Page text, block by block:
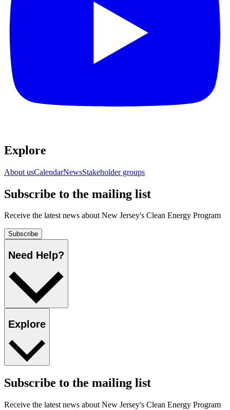
Explore​​​​‌ ‍ ​‍​‍‌‍ ‌ ​‍‌‍‍‌‌‍‌ ‌‍‍‌‌‍ ‍​‍​‍​ ‍‍​‍​‍‌ ​ ‌‍​‌‌‍ ‍‌‍‍‌‌ ‌​‌ ‍‌​‍ ‍‌‍‍‌‌‍ ​‍​‍​‍ ​​‍​‍‌‍‍​‌ ​‍‌‍‌‌‌‍‌‍​‍​‍​ ‍‍​‍​‍‌‍‍​‌ ‌​‌ ‌​‌ ​​​ ‍‍​‍ ​‍ ‌‍ ​‌‍ ‌‍​ ‌‍​‌‌‍ ​‌‍‍​‌‍ ‌ ​ ‌ ‌​​ ‍‍​ ​ ​ ​ ​ ​ ​ ​ ​‍ ‌‍‍‌‌‍ ‍‌ ‌​‌‍‌‌‌‍ ‍‌ ‌​​‍ ‌‍‌‌‌‍‌​‌‍‍‌‌ ‌​​‍ ‌‍ ‌‌‍ ‌‍‌​‌‍‌‌​ ‌‌ ​​‌ ​‍‌‍‌‌‌ ​ ‌‍‌‌‌‍ ‍‌ ‌​‌‍​‌‌ ‌​‌‍‍‌‌‍ ‌‍ ‍​ ‍ ‌‍‍‌‌‍‌​​ ‌‌ ​ ‌‍‍‌‌ ‌​‌‍‌‌‌​‌‍‌‍ ‌‍ ‌ ‌​‌‍‌‌‌ ​‍​ ‍ ‌ ‌​‌ ‍‌‌ ​​‌‍‌‌​ ‌‌‍‌‍‌‍ ‌‍ ‌ ‌​‌‍‌‌‌ ​‍​ ‍ ‌ ​​‌‍​‌‌ ‌​‌‍‍​​ ‌‌‍ ‌‌‍‌‌‌‍ ‍‌ ‌‌‌ ​ ​‍‌‌​ ‌‌‌​​‍‌‌ ‌‍‍ ‌‍‌‌‌ ‍‌​‍‌‌​ ​ ‌​‌​​‍‌‌​ ​ ‌​‌​​‍‌‌​ ​‍​ ​‍‌‍​‌​ ‍‌‌‍‌‍​ ​​‌‍‌​​ ​​​ ‌​​ ​​​ ​ ​ ​‌​ ‌‍​ ‌ ​‍‌‌​ ​‍​ ​‍​‍‌‌​ ‌‌‌​‌​​‍ ‍‌‍‍​‌‍‌‌‌‍​‌‌‍‌​‌‍‍‌‌‍ ‍‌‍‌ ​ ‌‍​‍‌‍​‌‌ ​ ‌‍‌‌‌‌‌‌‌ ​‍‌‍ ​​ ‌‌‍‍​‌ ‌​‌ ‌​‌ ​​​‍‌‌​ ​ ‌​​‌​‍‌‌​ ​‍‌​‌‍​‍‌‌​ ​‍‌​‌‍‌‍ ​‌‍ ‌‍​ ‌‍​‌‌‍ ​‌‍‍​‌‍ ‌ ​ ‌ ‌​​‍‌‌​ ​ ‌​​‌​ ​ ​ ​ ​ ​ ​ ​ ​‍‌‍‌‍‍‌‌‍‌​​ ‌‌ ​ ‌‍‍‌‌ ‌​‌‍‌‌‌​‌‍‌‍ ‌‍ ‌ ‌​‌‍‌‌‌ ​‍​‍‌‍‌ ‌​‌ ‍‌‌ ​​‌‍‌‌​ ‌‌‍‌‍‌‍ ‌‍ ‌ ‌​‌‍‌‌‌ ​‍​‍‌‍‌ ​​‌‍​‌‌ ‌​‌‍‍​​ ‌‌‍ ‌‌‍‌‌‌‍ ‍‌ ‌‌‌ ​ ​‍‌‌​ ‌‌‌​​‍‌‌ ‌‍‍ ‌‍‌‌‌ ‍‌​‍‌‌​ ​ ‌​‌​​‍‌‌​ ​ ‌​‌​​‍‌‌​ ​‍​ ​‍‌‍​‌​ ‍‌‌‍‌‍​ ​​‌‍‌​​ ​​​ ‌​​ ​​​ ​ ​ ​‌​ ‌‍​ ‌ ​‍‌‌​ ​‍​ ​‍​‍‌‌​ ‌‌‌​‌​​‍ ‍‌‍‍​‌‍‌‌‌‍​‌‌‍‌​‌‍‍‌‌‍ ‍‌‍‌ ​‍‌‍‌ ​​‌‍‌‌‌ ​‍‌ ​ ‌ ​​‌‍‌‌‌‍​ ‌ ‌​‌‍‍‌‌ ‌‍‌‍‌‌​ ‌‌ ​​‌ ‌‌‌‍​‍‌‍ ​‌‍‍‌‌ ​ ‌‍‍​‌‍‌‌‌‍‌​​‍​‍‌ ‌
About us​​​​‌ ‍ ​‍​‍‌‍ ‌ ​‍‌‍‍‌‌‍‌ ‌‍‍‌‌‍ ‍​‍​‍​ ‍‍​‍​‍‌ ​ ‌‍​‌‌‍ ‍‌‍‍‌‌ ‌​‌ ‍‌​‍ ‍‌‍‍‌‌‍ ​‍​‍​‍ ​​‍​‍‌‍‍​‌ ​‍‌‍‌‌‌‍‌‍​‍​‍​ ‍‍​‍​‍‌‍‍​‌ ‌​‌ ‌​‌ ​​​ ‍‍​‍ ​‍ ‌‍ ​‌‍ ‌‍​ ‌‍​‌‌‍ ​‌‍‍​‌‍ ‌ ​ ‌ ‌​​ ‍‍​ ​ ​ ​ ​ ​ ​ ​ ​‍ ‌‍‍‌‌‍ ‍‌ ‌​‌‍‌‌‌‍ ‍‌ ‌​​‍ ‌‍‌‌‌‍‌​‌‍‍‌‌ ‌​​‍ ‌‍ ‌‌‍ ‌‍‌​‌‍‌‌​ ‌‌ ​​‌ ​‍‌‍‌‌‌ ​ ‌‍‌‌‌‍ ‍‌ ‌​‌‍​‌‌ ‌​‌‍‍‌‌‍ ‌‍ ‍​ ‍ ‌‍‍‌‌‍‌​​ ‌‌ ​ ‌‍‍‌‌ ‌​‌‍‌‌‌​‌‍‌‍ ‌‍ ‌ ‌​‌‍‌‌‌ ​‍​ ‍ ‌ ‌​‌ ‍‌‌ ​​‌‍‌‌​ ‌‌‍‌‍‌‍ ‌‍ ‌ ‌​‌‍‌‌‌ ​‍​ ‍ ‌ ​​‌‍​‌‌ ‌​‌‍‍​​ ‌‌‍ ‌‌‍‌‌‌‍ ‍‌ ‌‌‌ ​ ​‍‌‌​ ‌‌‌​​‍‌‌ ‌‍‍ ‌‍‌‌‌ ‍‌​‍‌‌​ ​ ‌​‌​​‍‌‌​ ​ ‌​‌​​‍‌‌​ ​‍​ ​‍‌‍​‌​ ‍‌‌‍‌‍​ ​​‌‍‌​​ ​​​ ‌​​ ​​​ ​ ​ ​‌​ ‌‍​ ‌ ​‍‌‌​ ​‍​ ​‍​‍‌‌​ ‌‌‌​‌​​‍ ‍‌‍‍‌‌ ‌​‌‍‌‌‌‍ ‌‌ ​ ​‍‌‌​ ‌‌‌​​‍‌‌ ‌‍‍ ‌‍‌‌‌ ‍‌​‍‌‌​ ​ ‌​‌​​‍‌‌​ ​ ‌​‌​​‍‌‌​ ​‍​ ​‍​ ​​‌‍‌‌‌‍‌​​ ‌ ​ ​‍​ ​‍​ ​​‌‍‌‍​ ‌‍​ ‌​‌‍‌‍‌‍​‍​‍‌‌​ ​‍​ ​‍​‍‌‌​ ‌‌‌​‌​​‍ ‍‌ ‌​‌‍‌‌‌ ‍​‌ ‌​​ ‌‍​‍‌‍​‌‌ ​ ‌‍‌‌‌‌‌‌‌ ​‍‌‍ ​​ ‌‌‍‍​‌ ‌​‌ ‌​‌ ​​​‍‌‌​ ​ ‌​​‌​‍‌‌​ ​‍‌​‌‍​‍‌‌​ ​‍‌​‌‍‌‍ ​‌‍ ‌‍​ ‌‍​‌‌‍ ​‌‍‍​‌‍ ‌ ​ ‌ ‌​​‍‌‌​ ​ ‌​​‌​ ​ ​ ​ ​ ​ ​ ​ ​‍‌‍‌‍‍‌‌‍‌​​ ‌‌ ​ ‌‍‍‌‌ ‌​‌‍‌‌‌​‌‍‌‍ ‌‍ ‌ ‌​‌‍‌‌‌ ​‍​‍‌‍‌ ‌​‌ ‍‌‌ ​​‌‍‌‌​ ‌‌‍‌‍‌‍ ‌‍ ‌ ‌​‌‍‌‌‌ ​‍​‍‌‍‌ ​​‌‍​‌‌ ‌​‌‍‍​​ ‌‌‍ ‌‌‍‌‌‌‍ ‍‌ ‌‌‌ ​ ​‍‌‌​ ‌‌‌​​‍‌‌ ‌‍‍ ‌‍‌‌‌ ‍‌​‍‌‌​ ​ ‌​‌​​‍‌‌​ ​ ‌​‌​​‍‌‌​ ​‍​ ​‍‌‍​‌​ ‍‌‌‍‌‍​ ​​‌‍‌​​ ​​​ ‌​​ ​​​ ​ ​ ​‌​ ‌‍​ ‌ ​‍‌‌​ ​‍​ ​‍​‍‌‌​ ‌‌‌​‌​​‍ ‍‌‍‍‌‌ ‌​‌‍‌‌‌‍ ‌‌ ​ ​‍‌‌​ ‌‌‌​​‍‌‌ ‌‍‍ ‌‍‌‌‌ ‍‌​‍‌‌​ ​ ‌​‌​​‍‌‌​ ​ ‌​‌​​‍‌‌​ ​‍​ ​‍​ ​​‌‍‌‌‌‍‌​​ ‌ ​ ​‍​ ​‍​ ​​‌‍‌‍​ ‌‍​ ‌​‌‍‌‍‌‍​‍​‍‌‌​ ​‍​ ​‍​‍‌‌​ ‌‌‌​‌​​‍ ‍‌ ‌​‌‍‌‌‌ ‍​‌ ‌​​‍‌‍‌ ​​‌‍‌‌‌ ​‍‌ ​ ‌ ​​‌‍‌‌‌‍​ ‌ ‌​‌‍‍‌‌ ‌‍‌‍‌‌​ ‌‌ ​​‌ ‌‌‌‍​‍‌‍ ​‌‍‍‌‌ ​ ‌‍‍​‌‍‌‌‌‍‌​​‍​‍‌ ‌Calendar​​​​‌ ‍ ​‍​‍‌‍ ‌ ​‍‌‍‍‌‌‍‌ ‌‍‍‌‌‍ ‍​‍​‍​ ‍‍​‍​‍‌ ​ ‌‍​‌‌‍ ‍‌‍‍‌‌ ‌​‌ ‍‌​‍ ‍‌‍‍‌‌‍ ​‍​‍​‍ ​​‍​‍‌‍‍​‌ ​‍‌‍‌‌‌‍‌‍​‍​‍​ ‍‍​‍​‍‌‍‍​‌ ‌​‌ ‌​‌ ​​​ ‍‍​‍ ​‍ ‌‍ ​‌‍ ‌‍​ ‌‍​‌‌‍ ​‌‍‍​‌‍ ‌ ​ ‌ ‌​​ ‍‍​ ​ ​ ​ ​ ​ ​ ​ ​‍ ‌‍‍‌‌‍ ‍‌ ‌​‌‍‌‌‌‍ ‍‌ ‌​​‍ ‌‍‌‌‌‍‌​‌‍‍‌‌ ‌​​‍ ‌‍ ‌‌‍ ‌‍‌​‌‍‌‌​ ‌‌ ​​‌ ​‍‌‍‌‌‌ ​ ‌‍‌‌‌‍ ‍‌ ‌​‌‍​‌‌ ‌​‌‍‍‌‌‍ ‌‍ ‍​ ‍ ‌‍‍‌‌‍‌​​ ‌‌ ​ ‌‍‍‌‌ ‌​‌‍‌‌‌​‌‍‌‍ ‌‍ ‌ ‌​‌‍‌‌‌ ​‍​ ‍ ‌ ‌​‌ ‍‌‌ ​​‌‍‌‌​ ‌‌‍‌‍‌‍ ‌‍ ‌ ‌​‌‍‌‌‌ ​‍​ ‍ ‌ ​​‌‍​‌‌ ‌​‌‍‍​​ ‌‌‍ ‌‌‍‌‌‌‍ ‍‌ ‌‌‌ ​ ​‍‌‌​ ‌‌‌​​‍‌‌ ‌‍‍ ‌‍‌‌‌ ‍‌​‍‌‌​ ​ ‌​‌​​‍‌‌​ ​ ‌​‌​​‍‌‌​ ​‍​ ​‍‌‍​‌​ ‍‌‌‍‌‍​ ​​‌‍‌​​ ​​​ ‌​​ ​​​ ​ ​ ​‌​ ‌‍​ ‌ ​‍‌‌​ ​‍​ ​‍​‍‌‌​ ‌‌‌​‌​​‍ ‍‌‍‍‌‌ ‌​‌‍‌‌‌‍ ‌‌ ​ ​‍‌‌​ ‌‌‌​​‍‌‌ ‌‍‍ ‌‍‌‌‌ ‍‌​‍‌‌​ ​ ‌​‌​​‍‌‌​ ​ ‌​‌​​‍‌‌​ ​‍​ ​‍‌‍‌‍​ ‍​​ ‌​​ ​‍‌‍‌​‌‍‌‌​ ‌ ‌‍‌​‌‍‌‍‌‍‌​​ ‌ ​ ​‍​‍‌‌​ ​‍​ ​‍​‍‌‌​ ‌‌‌​‌​​‍ ‍‌ ‌​‌‍‌‌‌ ‍​‌ ‌​​ ‌‍​‍‌‍​‌‌ ​ ‌‍‌‌‌‌‌‌‌ ​‍‌‍ ​​ ‌‌‍‍​‌ ‌​‌ ‌​‌ ​​​‍‌‌​ ​ ‌​​‌​‍‌‌​ ​‍‌​‌‍​‍‌‌​ ​‍‌​‌‍‌‍ ​‌‍ ‌‍​ ‌‍​‌‌‍ ​‌‍‍​‌‍ ‌ ​ ‌ ‌​​‍‌‌​ ​ ‌​​‌​ ​ ​ ​ ​ ​ ​ ​ ​‍‌‍‌‍‍‌‌‍‌​​ ‌‌ ​ ‌‍‍‌‌ ‌​‌‍‌‌‌​‌‍‌‍ ‌‍ ‌ ‌​‌‍‌‌‌ ​‍​‍‌‍‌ ‌​‌ ‍‌‌ ​​‌‍‌‌​ ‌‌‍‌‍‌‍ ‌‍ ‌ ‌​‌‍‌‌‌ ​‍​‍‌‍‌ ​​‌‍​‌‌ ‌​‌‍‍​​ ‌‌‍ ‌‌‍‌‌‌‍ ‍‌ ‌‌‌ ​ ​‍‌‌​ ‌‌‌​​‍‌‌ ‌‍‍ ‌‍‌‌‌ ‍‌​‍‌‌​ ​ ‌​‌​​‍‌‌​ ​ ‌​‌​​‍‌‌​ ​‍​ ​‍‌‍​‌​ ‍‌‌‍‌‍​ ​​‌‍‌​​ ​​​ ‌​​ ​​​ ​ ​ ​‌​ ‌‍​ ‌ ​‍‌‌​ ​‍​ ​‍​‍‌‌​ ‌‌‌​‌​​‍ ‍‌‍‍‌‌ ‌​‌‍‌‌‌‍ ‌‌ ​ ​‍‌‌​ ‌‌‌​​‍‌‌ ‌‍‍ ‌‍‌‌‌ ‍‌​‍‌‌​ ​ ‌​‌​​‍‌‌​ ​ ‌​‌​​‍‌‌​ ​‍​ ​‍‌‍‌‍​ ‍​​ ‌​​ ​‍‌‍‌​‌‍‌‌​ ‌ ‌‍‌​‌‍‌‍‌‍‌​​ ‌ ​ ​‍​‍‌‌​ ​‍​ ​‍​‍‌‌​ ‌‌‌​‌​​‍ ‍‌ ‌​‌‍‌‌‌ ‍​‌ ‌​​‍‌‍‌ ​​‌‍‌‌‌ ​‍‌ ​ ‌ ​​‌‍‌‌‌‍​ ‌ ‌​‌‍‍‌‌ ‌‍‌‍‌‌​ ‌‌ ​​‌ ‌‌‌‍​‍‌‍ ​‌‍‍‌‌ ​ ‌‍‍​‌‍‌‌‌‍‌​​‍​‍‌ ‌News​​​​‌ ‍ ​‍​‍‌‍ ‌ ​‍‌‍‍‌‌‍‌ ‌‍‍‌‌‍ ‍​‍​‍​ ‍‍​‍​‍‌ ​ ‌‍​‌‌‍ ‍‌‍‍‌‌ ‌​‌ ‍‌​‍ ‍‌‍‍‌‌‍ ​‍​‍​‍ ​​‍​‍‌‍‍​‌ ​‍‌‍‌‌‌‍‌‍​‍​‍​ ‍‍​‍​‍‌‍‍​‌ ‌​‌ ‌​‌ ​​​ ‍‍​‍ ​‍ ‌‍ ​‌‍ ‌‍​ ‌‍​‌‌‍ ​‌‍‍​‌‍ ‌ ​ ‌ ‌​​ ‍‍​ ​ ​ ​ ​ ​ ​ ​ ​‍ ‌‍‍‌‌‍ ‍‌ ‌​‌‍‌‌‌‍ ‍‌ ‌​​‍ ‌‍‌‌‌‍‌​‌‍‍‌‌ ‌​​‍ ‌‍ ‌‌‍ ‌‍‌​‌‍‌‌​ ‌‌ ​​‌ ​‍‌‍‌‌‌ ​ ‌‍‌‌‌‍ ‍‌ ‌​‌‍​‌‌ ‌​‌‍‍‌‌‍ ‌‍ ‍​ ‍ ‌‍‍‌‌‍‌​​ ‌‌ ​ ‌‍‍‌‌ ‌​‌‍‌‌‌​‌‍‌‍ ‌‍ ‌ ‌​‌‍‌‌‌ ​‍​ ‍ ‌ ‌​‌ ‍‌‌ ​​‌‍‌‌​ ‌‌‍‌‍‌‍ ‌‍ ‌ ‌​‌‍‌‌‌ ​‍​ ‍ ‌ ​​‌‍​‌‌ ‌​‌‍‍​​ ‌‌‍ ‌‌‍‌‌‌‍ ‍‌ ‌‌‌ ​ ​‍‌‌​ ‌‌‌​​‍‌‌ ‌‍‍ ‌‍‌‌‌ ‍‌​‍‌‌​ ​ ‌​‌​​‍‌‌​ ​ ‌​‌​​‍‌‌​ ​‍​ ​‍‌‍​‌​ ‍‌‌‍‌‍​ ​​‌‍‌​​ ​​​ ‌​​ ​​​ ​ ​ ​‌​ ‌‍​ ‌ ​‍‌‌​ ​‍​ ​‍​‍‌‌​ ‌‌‌​‌​​‍ ‍‌‍‍‌‌ ‌​‌‍‌‌‌‍ ‌‌ ​ ​‍‌‌​ ‌‌‌​​‍‌‌ ‌‍‍ ‌‍‌‌‌ ‍‌​‍‌‌​ ​ ‌​‌​​‍‌‌​ ​ ‌​‌​​‍‌‌​ ​‍​ ​‍‌‍​ ‌‍​‍​ ‍​​ ​​​ ‍‌​ ‌‍​ ​‍​ ‌‍​ ​‍‌‍​‍​ ‍‌​ ​‌​‍‌‌​ ​‍​ ​‍​‍‌‌​ ‌‌‌​‌​​‍ ‍‌ ‌​‌‍‌‌‌ ‍​‌ ‌​​ ‌‍​‍‌‍​‌‌ ​ ‌‍‌‌‌‌‌‌‌ ​‍‌‍ ​​ ‌‌‍‍​‌ ‌​‌ ‌​‌ ​​​‍‌‌​ ​ ‌​​‌​‍‌‌​ ​‍‌​‌‍​‍‌‌​ ​‍‌​‌‍‌‍ ​‌‍ ‌‍​ ‌‍​‌‌‍ ​‌‍‍​‌‍ ‌ ​ ‌ ‌​​‍‌‌​ ​ ‌​​‌​ ​ ​ ​ ​ ​ ​ ​ ​‍‌‍‌‍‍‌‌‍‌​​ ‌‌ ​ ‌‍‍‌‌ ‌​‌‍‌‌‌​‌‍‌‍ ‌‍ ‌ ‌​‌‍‌‌‌ ​‍​‍‌‍‌ ‌​‌ ‍‌‌ ​​‌‍‌‌​ ‌‌‍‌‍‌‍ ‌‍ ‌ ‌​‌‍‌‌‌ ​‍​‍‌‍‌ ​​‌‍​‌‌ ‌​‌‍‍​​ ‌‌‍ ‌‌‍‌‌‌‍ ‍‌ ‌‌‌ ​ ​‍‌‌​ ‌‌‌​​‍‌‌ ‌‍‍ ‌‍‌‌‌ ‍‌​‍‌‌​ ​ ‌​‌​​‍‌‌​ ​ ‌​‌​​‍‌‌​ ​‍​ ​‍‌‍​‌​ ‍‌‌‍‌‍​ ​​‌‍‌​​ ​​​ ‌​​ ​​​ ​ ​ ​‌​ ‌‍​ ‌ ​‍‌‌​ ​‍​ ​‍​‍‌‌​ ‌‌‌​‌​​‍ ‍‌‍‍‌‌ ‌​‌‍‌‌‌‍ ‌‌ ​ ​‍‌‌​ ‌‌‌​​‍‌‌ ‌‍‍ ‌‍‌‌‌ ‍‌​‍‌‌​ ​ ‌​‌​​‍‌‌​ ​ ‌​‌​​‍‌‌​ ​‍​ ​‍‌‍​ ‌‍​‍​ ‍​​ ​​​ ‍‌​ ‌‍​ ​‍​ ‌‍​ ​‍‌‍​‍​ ‍‌​ ​‌​‍‌‌​ ​‍​ ​‍​‍‌‌​ ‌‌‌​‌​​‍ ‍‌ ‌​‌‍‌‌‌ ‍​‌ ‌​​‍‌‍‌ ​​‌‍‌‌‌ ​‍‌ ​ ‌ ​​‌‍‌‌‌‍​ ‌ ‌​‌‍‍‌‌ ‌‍‌‍‌‌​ ‌‌ ​​‌ ‌‌‌‍​‍‌‍ ​‌‍‍‌‌ ​ ‌‍‍​‌‍‌‌‌‍‌​​‍​‍‌ ‌Stakeholder groups​​​​‌ ‍ ​‍​‍‌‍ ‌ ​‍‌‍‍‌‌‍‌ ‌‍‍‌‌‍ ‍​‍​‍​ ‍‍​‍​‍‌ ​ ‌‍​‌‌‍ ‍‌‍‍‌‌ ‌​‌ ‍‌​‍ ‍‌‍‍‌‌‍ ​‍​‍​‍ ​​‍​‍‌‍‍​‌ ​‍‌‍‌‌‌‍‌‍​‍​‍​ ‍‍​‍​‍‌‍‍​‌ ‌​‌ ‌​‌ ​​​ ‍‍​‍ ​‍ ‌‍ ​‌‍ ‌‍​ ‌‍​‌‌‍ ​‌‍‍​‌‍ ‌ ​ ‌ ‌​​ ‍‍​ ​ ​ ​ ​ ​ ​ ​ ​‍ ‌‍‍‌‌‍ ‍‌ ‌​‌‍‌‌‌‍ ‍‌ ‌​​‍ ‌‍‌‌‌‍‌​‌‍‍‌‌ ‌​​‍ ‌‍ ‌‌‍ ‌‍‌​‌‍‌‌​ ‌‌ ​​‌ ​‍‌‍‌‌‌ ​ ‌‍‌‌‌‍ ‍‌ ‌​‌‍​‌‌ ‌​‌‍‍‌‌‍ ‌‍ ‍​ ‍ ‌‍‍‌‌‍‌​​ ‌‌ ​ ‌‍‍‌‌ ‌​‌‍‌‌‌​‌‍‌‍ ‌‍ ‌ ‌​‌‍‌‌‌ ​‍​ ‍ ‌ ‌​‌ ‍‌‌ ​​‌‍‌‌​ ‌‌‍‌‍‌‍ ‌‍ ‌ ‌​‌‍‌‌‌ ​‍​ ‍ ‌ ​​‌‍​‌‌ ‌​‌‍‍​​ ‌‌‍ ‌‌‍‌‌‌‍ ‍‌ ‌‌‌ ​ ​‍‌‌​ ‌‌‌​​‍‌‌ ‌‍‍ ‌‍‌‌‌ ‍‌​‍‌‌​ ​ ‌​‌​​‍‌‌​ ​ ‌​‌​​‍‌‌​ ​‍​ ​‍‌‍​‌​ ‍‌‌‍‌‍​ ​​‌‍‌​​ ​​​ ‌​​ ​​​ ​ ​ ​‌​ ‌‍​ ‌ ​‍‌‌​ ​‍​ ​‍​‍‌‌​ ‌‌‌​‌​​‍ ‍‌‍‍‌‌ ‌​‌‍‌‌‌‍ ‌‌ ​ ​‍‌‌​ ‌‌‌​​‍‌‌ ‌‍‍ ‌‍‌‌‌ ‍‌​‍‌‌​ ​ ‌​‌​​‍‌‌​ ​ ‌​‌​​‍‌‌​ ​‍​ ​‍‌‍​‌‌‍‌​​ ‌‌​ ​​​ ​‍‌‍​‍‌‍​‌‌‍‌‌​ ‌​​ ‍‌‌‍‌‍​ ‌​​‍‌‌​ ​‍​ ​‍​‍‌‌​ ‌‌‌​‌​​‍ ‍‌ ‌​‌‍‌‌‌ ‍​‌ ‌​​ ‌‍​‍‌‍​‌‌ ​ ‌‍‌‌‌‌‌‌‌ ​‍‌‍ ​​ ‌‌‍‍​‌ ‌​‌ ‌​‌ ​​​‍‌‌​ ​ ‌​​‌​‍‌‌​ ​‍‌​‌‍​‍‌‌​ ​‍‌​‌‍‌‍ ​‌‍ ‌‍​ ‌‍​‌‌‍ ​‌‍‍​‌‍ ‌ ​ ‌ ‌​​‍‌‌​ ​ ‌​​‌​ ​ ​ ​ ​ ​ ​ ​ ​‍‌‍‌‍‍‌‌‍‌​​ ‌‌ ​ ‌‍‍‌‌ ‌​‌‍‌‌‌​‌‍‌‍ ‌‍ ‌ ‌​‌‍‌‌‌ ​‍​‍‌‍‌ ‌​‌ ‍‌‌ ​​‌‍‌‌​ ‌‌‍‌‍‌‍ ‌‍ ‌ ‌​‌‍‌‌‌ ​‍​‍‌‍‌ ​​‌‍​‌‌ ‌​‌‍‍​​ ‌‌‍ ‌‌‍‌‌‌‍ ‍‌ ‌‌‌ ​ ​‍‌‌​ ‌‌‌​​‍‌‌ ‌‍‍ ‌‍‌‌‌ ‍‌​‍‌‌​ ​ ‌​‌​​‍‌‌​ ​ ‌​‌​​‍‌‌​ ​‍​ ​‍‌‍​‌​ ‍‌‌‍‌‍​ ​​‌‍‌​​ ​​​ ‌​​ ​​​ ​ ​ ​‌​ ‌‍​ ‌ ​‍‌‌​ ​‍​ ​‍​‍‌‌​ ‌‌‌​‌​​‍ ‍‌‍‍‌‌ ‌​‌‍‌‌‌‍ ‌‌ ​ ​‍‌‌​ ‌‌‌​​‍‌‌ ‌‍‍ ‌‍‌‌‌ ‍‌​‍‌‌​ ​ ‌​‌​​‍‌‌​ ​ ‌​‌​​‍‌‌​ ​‍​ ​‍‌‍​‌‌‍‌​​ ‌‌​ ​​​ ​‍‌‍​‍‌‍​‌‌‍‌‌​ ‌​​ ‍‌‌‍‌‍​ ‌​​‍‌‌​ ​‍​ ​‍​‍‌‌​ ‌‌‌​‌​​‍ ‍‌ ‌​‌‍‌‌‌ ‍​‌ ‌​​‍‌‍‌ ​​‌‍‌‌‌ ​‍‌ ​ ‌ ​​‌‍‌‌‌‍​ ‌ ‌​‌‍‍‌‌ ‌‍‌‍‌‌​ ‌‌ ​​‌ ‌‌‌‍​‍‌‍ ​‌‍‍‌‌ ​ ‌‍‍​‌‍‌‌‌‍‌​​‍​‍‌ ‌
Subscribe to the mailing list​​​​‌ ‍ ​‍​‍‌‍ ‌ ​‍‌‍‍‌‌‍‌ ‌‍‍‌‌‍ ‍​‍​‍​ ‍‍​‍​‍‌ ​ ‌‍​‌‌‍ ‍‌‍‍‌‌ ‌​‌ ‍‌​‍ ‍‌‍‍‌‌‍ ​‍​‍​‍ ​​‍​‍‌‍‍​‌ ​‍‌‍‌‌‌‍‌‍​‍​‍​ ‍‍​‍​‍‌‍‍​‌ ‌​‌ ‌​‌ ​​​ ‍‍​‍ ​‍ ‌‍ ​‌‍ ‌‍​ ‌‍​‌‌‍ ​‌‍‍​‌‍ ‌ ​ ‌ ‌​​ ‍‍​ ​ ​ ​ ​ ​ ​ ​ ​‍ ‌‍‍‌‌‍ ‍‌ ‌​‌‍‌‌‌‍ ‍‌ ‌​​‍ ‌‍‌‌‌‍‌​‌‍‍‌‌ ‌​​‍ ‌‍ ‌‌‍ ‌‍‌​‌‍‌‌​ ‌‌ ​​‌ ​‍‌‍‌‌‌ ​ ‌‍‌‌‌‍ ‍‌ ‌​‌‍​‌‌ ‌​‌‍‍‌‌‍ ‌‍ ‍​ ‍ ‌‍‍‌‌‍‌​​ ‌‌ ​ ‌‍‍‌‌ ‌​‌‍‌‌‌​‌‍‌‍ ‌‍ ‌ ‌​‌‍‌‌‌ ​‍​ ‍ ‌ ‌​‌ ‍‌‌ ​​‌‍‌‌​ ‌‌‍‌‍‌‍ ‌‍ ‌ ‌​‌‍‌‌‌ ​‍​ ‍ ‌ ​​‌‍​‌‌ ‌​‌‍‍​​ ‌‌‍ ‍‌‍‌‌‌ ‌ ‌ ​ ‌‍ ​‌‍‌‌‌ ‌​‌ ‌​‌‍‌‌‌ ​‍​‍ ‍‌‍‍​‌‍‌‌‌‍​‌‌‍‌​‌‍‍‌‌‍ ‍‌‍‌ ​ ‌‍​‍‌‍​‌‌ ​ ‌‍‌‌‌‌‌‌‌ ​‍‌‍ ​​ ‌‌‍‍​‌ ‌​‌ ‌​‌ ​​​‍‌‌​ ​ ‌​​‌​‍‌‌​ ​‍‌​‌‍​‍‌‌​ ​‍‌​‌‍‌‍ ​‌‍ ‌‍​ ‌‍​‌‌‍ ​‌‍‍​‌‍ ‌ ​ ‌ ‌​​‍‌‌​ ​ ‌​​‌​ ​ ​ ​ ​ ​ ​ ​ ​‍‌‍‌‍‍‌‌‍‌​​ ‌‌ ​ ‌‍‍‌‌ ‌​‌‍‌‌‌​‌‍‌‍ ‌‍ ‌ ‌​‌‍‌‌‌ ​‍​‍‌‍‌ ‌​‌ ‍‌‌ ​​‌‍‌‌​ ‌‌‍‌‍‌‍ ‌‍ ‌ ‌​‌‍‌‌‌ ​‍​‍‌‍‌ ​​‌‍​‌‌ ‌​‌‍‍​​ ‌‌‍ ‍‌‍‌‌‌ ‌ ‌ ​ ‌‍ ​‌‍‌‌‌ ‌​‌ ‌​‌‍‌‌‌ ​‍​‍ ‍‌‍‍​‌‍‌‌‌‍​‌‌‍‌​‌‍‍‌‌‍ ‍‌‍‌ ​‍‌‍‌ ​​‌‍‌‌‌ ​‍‌ ​ ‌ ​​‌‍‌‌‌‍​ ‌ ‌​‌‍‍‌‌ ‌‍‌‍‌‌​ ‌‌ ​​‌ ‌‌‌‍​‍‌‍ ​‌‍‍‌‌ ​ ‌‍‍​‌‍‌‌‌‍‌​​‍​‍‌ ‌
Receive the latest news about New Jersey's Clean Energy Program​​​​‌ ‍ ​‍​‍‌‍ ‌ ​‍‌‍‍‌‌‍‌ ‌‍‍‌‌‍ ‍​‍​‍​ ‍‍​‍​‍‌ ​ ‌‍​‌‌‍ ‍‌‍‍‌‌ ‌​‌ ‍‌​‍ ‍‌‍‍‌‌‍ ​‍​‍​‍ ​​‍​‍‌‍‍​‌ ​‍‌‍‌‌‌‍‌‍​‍​‍​ ‍‍​‍​‍‌‍‍​‌ ‌​‌ ‌​‌ ​​​ ‍‍​‍ ​‍ ‌‍ ​‌‍ ‌‍​ ‌‍​‌‌‍ ​‌‍‍​‌‍ ‌ ​ ‌ ‌​​ ‍‍​ ​ ​ ​ ​ ​ ​ ​ ​‍ ‌‍‍‌‌‍ ‍‌ ‌​‌‍‌‌‌‍ ‍‌ ‌​​‍ ‌‍‌‌‌‍‌​‌‍‍‌‌ ‌​​‍ ‌‍ ‌‌‍ ‌‍‌​‌‍‌‌​ ‌‌ ​​‌ ​‍‌‍‌‌‌ ​ ‌‍‌‌‌‍ ‍‌ ‌​‌‍​‌‌ ‌​‌‍‍‌‌‍ ‌‍ ‍​ ‍ ‌‍‍‌‌‍‌​​ ‌‌ ​ ‌‍‍‌‌ ‌​‌‍‌‌‌​‌‍‌‍ ‌‍ ‌ ‌​‌‍‌‌‌ ​‍​ ‍ ‌ ‌​‌ ‍‌‌ ​​‌‍‌‌​ ‌‌‍‌‍‌‍ ‌‍ ‌ ‌​‌‍‌‌‌ ​‍​ ‍ ‌ ​​‌‍​‌‌ ‌​‌‍‍​​ ‌‌‍ ‍‌‍‌‌‌ ‌ ‌ ​ ‌‍ ​‌‍‌‌‌ ‌​‌ ‌​‌‍‌‌‌ ​‍​‍ ‍‌ ‌​‌‍‌‌‌ ‍​‌ ‌​​ ‌‍​‍‌‍​‌‌ ​ ‌‍‌‌‌‌‌‌‌ ​‍‌‍ ​​ ‌‌‍‍​‌ ‌​‌ ‌​‌ ​​​‍‌‌​ ​ ‌​​‌​‍‌‌​ ​‍‌​‌‍​‍‌‌​ ​‍‌​‌‍‌‍ ​‌‍ ‌‍​ ‌‍​‌‌‍ ​‌‍‍​‌‍ ‌ ​ ‌ ‌​​‍‌‌​ ​ ‌​​‌​ ​ ​ ​ ​ ​ ​ ​ ​‍‌‍‌‍‍‌‌‍‌​​ ‌‌ ​ ‌‍‍‌‌ ‌​‌‍‌‌‌​‌‍‌‍ ‌‍ ‌ ‌​‌‍‌‌‌ ​‍​‍‌‍‌ ‌​‌ ‍‌‌ ​​‌‍‌‌​ ‌‌‍‌‍‌‍ ‌‍ ‌ ‌​‌‍‌‌‌ ​‍​‍‌‍‌ ​​‌‍​‌‌ ‌​‌‍‍​​ ‌‌‍ ‍‌‍‌‌‌ ‌ ‌ ​ ‌‍ ​‌‍‌‌‌ ‌​‌ ‌​‌‍‌‌‌ ​‍​‍ ‍‌ ‌​‌‍‌‌‌ ‍​‌ ‌​​‍‌‍‌ ​​‌‍‌‌‌ ​‍‌ ​ ‌ ​​‌‍‌‌‌‍​ ‌ ‌​‌‍‍‌‌ ‌‍‌‍‌‌​ ‌‌ ​​‌ ‌‌‌‍​‍‌‍ ​‌‍‍‌‌ ​ ‌‍‍​‌‍‌‌‌‍‌​​‍​‍‌ ‌
Subscribe​​​​‌ ‍ ​‍​‍‌‍ ‌ ​‍‌‍‍‌‌‍‌ ‌‍‍‌‌‍ ‍​‍​‍​ ‍‍​‍​‍‌ ​ ‌‍​‌‌‍ ‍‌‍‍‌‌ ‌​‌ ‍‌​‍ ‍‌‍‍‌‌‍ ​‍​‍​‍ ​​‍​‍‌‍‍​‌ ​‍‌‍‌‌‌‍‌‍​‍​‍​ ‍‍​‍​‍‌‍‍​‌ ‌​‌ ‌​‌ ​​​ ‍‍​‍ ​‍ ‌‍ ​‌‍ ‌‍​ ‌‍​‌‌‍ ​‌‍‍​‌‍ ‌ ​ ‌ ‌​​ ‍‍​ ​ ​ ​ ​ ​ ​ ​ ​‍ ‌‍‍‌‌‍ ‍‌ ‌​‌‍‌‌‌‍ ‍‌ ‌​​‍ ‌‍‌‌‌‍‌​‌‍‍‌‌ ‌​​‍ ‌‍ ‌‌‍ ‌‍‌​‌‍‌‌​ ‌‌ ​​‌ ​‍‌‍‌‌‌ ​ ‌‍‌‌‌‍ ‍‌ ‌​‌‍​‌‌ ‌​‌‍‍‌‌‍ ‌‍ ‍​ ‍ ‌‍‍‌‌‍‌​​ ‌‌ ​ ‌‍‍‌‌ ‌​‌‍‌‌‌​‌‍‌‍ ‌‍ ‌ ‌​‌‍‌‌‌ ​‍​ ‍ ‌ ‌​‌ ‍‌‌ ​​‌‍‌‌​ ‌‌‍‌‍‌‍ ‌‍ ‌ ‌​‌‍‌‌‌ ​‍​ ‍ ‌ ​​‌‍​‌‌ ‌​‌‍‍​​ ‌‌‍ ‍‌‍‌‌‌ ‌ ‌ ​ ‌‍ ​‌‍‌‌‌ ‌​‌ ‌​‌‍‌‌‌ ​‍​‍ ‍‌‍​‍‌ ‌​‌‍ ‍​ ‌‍​‍‌‍​‌‌ ​ ‌‍‌‌‌‌‌‌‌ ​‍‌‍ ​​ ‌‌‍‍​‌ ‌​‌ ‌​‌ ​​​‍‌‌​ ​ ‌​​‌​‍‌‌​ ​‍‌​‌‍​‍‌‌​ ​‍‌​‌‍‌‍ ​‌‍ ‌‍​ ‌‍​‌‌‍ ​‌‍‍​‌‍ ‌ ​ ‌ ‌​​‍‌‌​ ​ ‌​​‌​ ​ ​ ​ ​ ​ ​ ​ ​‍‌‍‌‍‍‌‌‍‌​​ ‌‌ ​ ‌‍‍‌‌ ‌​‌‍‌‌‌​‌‍‌‍ ‌‍ ‌ ‌​‌‍‌‌‌ ​‍​‍‌‍‌ ‌​‌ ‍‌‌ ​​‌‍‌‌​ ‌‌‍‌‍‌‍ ‌‍ ‌ ‌​‌‍‌‌‌ ​‍​‍‌‍‌ ​​‌‍​‌‌ ‌​‌‍‍​​ ‌‌‍ ‍‌‍‌‌‌ ‌ ‌ ​ ‌‍ ​‌‍‌‌‌ ‌​‌ ‌​‌‍‌‌‌ ​‍​‍ ‍‌‍​‍‌ ‌​‌‍ ‍​‍‌‍‌ ​​‌‍‌‌‌ ​‍‌ ​ ‌ ​​‌‍‌‌‌‍​ ‌ ‌​‌‍‍‌‌ ‌‍‌‍‌‌​ ‌‌ ​​‌ ‌‌‌‍​‍‌‍ ​‌‍‍‌‌ ​ ‌‍‍​‌‍‌‌‌‍‌​​‍​‍‌ ‌
Need Help?​​​​‌ ‍ ​‍​‍‌‍ ‌ ​‍‌‍‍‌‌‍‌ ‌‍‍‌‌‍ ‍​‍​‍​ ‍‍​‍​‍‌ ​ ‌‍​‌‌‍ ‍‌‍‍‌‌ ‌​‌ ‍‌​‍ ‍‌‍‍‌‌‍ ​‍​‍​‍ ​​‍​‍‌‍‍​‌ ​‍‌‍‌‌‌‍‌‍​‍​‍​ ‍‍​‍​‍‌‍‍​‌ ‌​‌ ‌​‌ ​​​ ‍‍​‍ ​‍ ‌‍ ​‌‍ ‌‍​ ‌‍​‌‌‍ ​‌‍‍​‌‍ ‌ ​ ‌ ‌​​ ‍‍​ ​ ​ ​ ​ ​ ​ ​ ​‍ ‌‍‍‌‌‍ ‍‌ ‌​‌‍‌‌‌‍ ‍‌ ‌​​‍ ‌‍‌‌‌‍‌​‌‍‍‌‌ ‌​​‍ ‌‍ ‌‌‍ ‌‍‌​‌‍‌‌​ ‌‌ ​​‌ ​‍‌‍‌‌‌ ​ ‌‍‌‌‌‍ ‍‌ ‌​‌‍​‌‌ ‌​‌‍‍‌‌‍ ‌‍ ‍​ ‍ ‌‍‍‌‌‍‌​​ ‌‌ ​ ‌‍‍‌‌ ‌​‌‍‌‌‌​‌‍‌‍ ‌‍ ‌ ‌​‌‍‌‌‌ ​‍​ ‍ ‌ ‌​‌ ‍‌‌ ​​‌‍‌‌​ ‌‌‍‌‍‌‍ ‌‍ ‌ ‌​‌‍‌‌‌ ​‍​ ‍ ‌ ​​‌‍​‌‌ ‌​‌‍‍​​ ‌‌‍ ‌‌‍‌‌‌‍ ‍‌ ‌‌‌ ​ ​‍‌‌​ ‌‌‌​​‍‌‌ ‌‍‍ ‌‍‌‌‌ ‍‌​‍‌‌​ ​ ‌​‌​​‍‌‌​ ​ ‌​‌​​‍‌‌​ ​‍​ ​‍‌‍‌‌‌‍‌‍​ ​‌​ ‌ ​ ​‌‌‍​ ‌‍‌‌‌‍​‌​ ‍‌‌‍‌​​ ​‍‌‍​ ​‍‌‌​ ​‍​ ​‍​‍‌‌​ ‌‌‌​‌​​‍ ‍‌‍‍​‌‍‌‌‌‍​‌‌‍‌​‌‍‍‌‌‍ ‍‌‍‌ ​ ‌‍​‍‌‍​‌‌ ​ ‌‍‌‌‌‌‌‌‌ ​‍‌‍ ​​ ‌‌‍‍​‌ ‌​‌ ‌​‌ ​​​‍‌‌​ ​ ‌​​‌​‍‌‌​ ​‍‌​‌‍​‍‌‌​ ​‍‌​‌‍‌‍ ​‌‍ ‌‍​ ‌‍​‌‌‍ ​‌‍‍​‌‍ ‌ ​ ‌ ‌​​‍‌‌​ ​ ‌​​‌​ ​ ​ ​ ​ ​ ​ ​ ​‍‌‍‌‍‍‌‌‍‌​​ ‌‌ ​ ‌‍‍‌‌ ‌​‌‍‌‌‌​‌‍‌‍ ‌‍ ‌ ‌​‌‍‌‌‌ ​‍​‍‌‍‌ ‌​‌ ‍‌‌ ​​‌‍‌‌​ ‌‌‍‌‍‌‍ ‌‍ ‌ ‌​‌‍‌‌‌ ​‍​‍‌‍‌ ​​‌‍​‌‌ ‌​‌‍‍​​ ‌‌‍ ‌‌‍‌‌‌‍ ‍‌ ‌‌‌ ​ ​‍‌‌​ ‌‌‌​​‍‌‌ ‌‍‍ ‌‍‌‌‌ ‍‌​‍‌‌​ ​ ‌​‌​​‍‌‌​ ​ ‌​‌​​‍‌‌​ ​‍​ ​‍‌‍‌‌‌‍‌‍​ ​‌​ ‌ ​ ​‌‌‍​ ‌‍‌‌‌‍​‌​ ‍‌‌‍‌​​ ​‍‌‍​ ​‍‌‌​ ​‍​ ​‍​‍‌‌​ ‌‌‌​‌​​‍ ‍‌‍‍​‌‍‌‌‌‍​‌‌‍‌​‌‍‍‌‌‍ ‍‌‍‌ ​‍‌‍‌ ​​‌‍‌‌‌ ​‍‌ ​ ‌ ​​‌‍‌‌‌‍​ ‌ ‌​‌‍‍‌‌ ‌‍‌‍‌‌​ ‌‌ ​​‌ ‌‌‌‍​‍‌‍ ​‌‍‍‌‌ ​ ‌‍‍​‌‍‌‌‌‍‌​​‍​‍‌ ‌
Explore​​​​‌ ‍ ​‍​‍‌‍ ‌ ​‍‌‍‍‌‌‍‌ ‌‍‍‌‌‍ ‍​‍​‍​ ‍‍​‍​‍‌ ​ ‌‍​‌‌‍ ‍‌‍‍‌‌ ‌​‌ ‍‌​‍ ‍‌‍‍‌‌‍ ​‍​‍​‍ ​​‍​‍‌‍‍​‌ ​‍‌‍‌‌‌‍‌‍​‍​‍​ ‍‍​‍​‍‌‍‍​‌ ‌​‌ ‌​‌ ​​​ ‍‍​‍ ​‍ ‌‍ ​‌‍ ‌‍​ ‌‍​‌‌‍ ​‌‍‍​‌‍ ‌ ​ ‌ ‌​​ ‍‍​ ​ ​ ​ ​ ​ ​ ​ ​‍ ‌‍‍‌‌‍ ‍‌ ‌​‌‍‌‌‌‍ ‍‌ ‌​​‍ ‌‍‌‌‌‍‌​‌‍‍‌‌ ‌​​‍ ‌‍ ‌‌‍ ‌‍‌​‌‍‌‌​ ‌‌ ​​‌ ​‍‌‍‌‌‌ ​ ‌‍‌‌‌‍ ‍‌ ‌​‌‍​‌‌ ‌​‌‍‍‌‌‍ ‌‍ ‍​ ‍ ‌‍‍‌‌‍‌​​ ‌‌ ​ ‌‍‍‌‌ ‌​‌‍‌‌‌​‌‍‌‍ ‌‍ ‌ ‌​‌‍‌‌‌ ​‍​ ‍ ‌ ‌​‌ ‍‌‌ ​​‌‍‌‌​ ‌‌‍‌‍‌‍ ‌‍ ‌ ‌​‌‍‌‌‌ ​‍​ ‍ ‌ ​​‌‍​‌‌ ‌​‌‍‍​​ ‌‌‍ ‌‌‍‌‌‌‍ ‍‌ ‌‌‌ ​ ​‍‌‌​ ‌‌‌​​‍‌‌ ‌‍‍ ‌‍‌‌‌ ‍‌​‍‌‌​ ​ ‌​‌​​‍‌‌​ ​ ‌​‌​​‍‌‌​ ​‍​ ​‍‌‍​‌​ ‍‌‌‍‌‍​ ​​‌‍‌​​ ​​​ ‌​​ ​​​ ​ ​ ​‌​ ‌‍​ ‌ ​‍‌‌​ ​‍​ ​‍​‍‌‌​ ‌‌‌​‌​​‍ ‍‌‍‍​‌‍‌‌‌‍​‌‌‍‌​‌‍‍‌‌‍ ‍‌‍‌ ​ ‌‍​‍‌‍​‌‌ ​ ‌‍‌‌‌‌‌‌‌ ​‍‌‍ ​​ ‌‌‍‍​‌ ‌​‌ ‌​‌ ​​​‍‌‌​ ​ ‌​​‌​‍‌‌​ ​‍‌​‌‍​‍‌‌​ ​‍‌​‌‍‌‍ ​‌‍ ‌‍​ ‌‍​‌‌‍ ​‌‍‍​‌‍ ‌ ​ ‌ ‌​​‍‌‌​ ​ ‌​​‌​ ​ ​ ​ ​ ​ ​ ​ ​‍‌‍‌‍‍‌‌‍‌​​ ‌‌ ​ ‌‍‍‌‌ ‌​‌‍‌‌‌​‌‍‌‍ ‌‍ ‌ ‌​‌‍‌‌‌ ​‍​‍‌‍‌ ‌​‌ ‍‌‌ ​​‌‍‌‌​ ‌‌‍‌‍‌‍ ‌‍ ‌ ‌​‌‍‌‌‌ ​‍​‍‌‍‌ ​​‌‍​‌‌ ‌​‌‍‍​​ ‌‌‍ ‌‌‍‌‌‌‍ ‍‌ ‌‌‌ ​ ​‍‌‌​ ‌‌‌​​‍‌‌ ‌‍‍ ‌‍‌‌‌ ‍‌​‍‌‌​ ​ ‌​‌​​‍‌‌​ ​ ‌​‌​​‍‌‌​ ​‍​ ​‍‌‍​‌​ ‍‌‌‍‌‍​ ​​‌‍‌​​ ​​​ ‌​​ ​​​ ​ ​ ​‌​ ‌‍​ ‌ ​‍‌‌​ ​‍​ ​‍​‍‌‌​ ‌‌‌​‌​​‍ ‍‌‍‍​‌‍‌‌‌‍​‌‌‍‌​‌‍‍‌‌‍ ‍‌‍‌ ​‍‌‍‌ ​​‌‍‌‌‌ ​‍‌ ​ ‌ ​​‌‍‌‌‌‍​ ‌ ‌​‌‍‍‌‌ ‌‍‌‍‌‌​ ‌‌ ​​‌ ‌‌‌‍​‍‌‍ ​‌‍‍‌‌ ​ ‌‍‍​‌‍‌‌‌‍‌​​‍​‍‌ ‌
Subscribe to the mailing list​​​​‌ ‍ ​‍​‍‌‍ ‌ ​‍‌‍‍‌‌‍‌ ‌‍‍‌‌‍ ‍​‍​‍​ ‍‍​‍​‍‌ ​ ‌‍​‌‌‍ ‍‌‍‍‌‌ ‌​‌ ‍‌​‍ ‍‌‍‍‌‌‍ ​‍​‍​‍ ​​‍​‍‌‍‍​‌ ​‍‌‍‌‌‌‍‌‍​‍​‍​ ‍‍​‍​‍‌‍‍​‌ ‌​‌ ‌​‌ ​​​ ‍‍​‍ ​‍ ‌‍ ​‌‍ ‌‍​ ‌‍​‌‌‍ ​‌‍‍​‌‍ ‌ ​ ‌ ‌​​ ‍‍​ ​ ​ ​ ​ ​ ​ ​ ​‍ ‌‍‍‌‌‍ ‍‌ ‌​‌‍‌‌‌‍ ‍‌ ‌​​‍ ‌‍‌‌‌‍‌​‌‍‍‌‌ ‌​​‍ ‌‍ ‌‌‍ ‌‍‌​‌‍‌‌​ ‌‌ ​​‌ ​‍‌‍‌‌‌ ​ ‌‍‌‌‌‍ ‍‌ ‌​‌‍​‌‌ ‌​‌‍‍‌‌‍ ‌‍ ‍​ ‍ ‌‍‍‌‌‍‌​​ ‌‌ ​ ‌‍‍‌‌ ‌​‌‍‌‌‌​‌‍‌‍ ‌‍ ‌ ‌​‌‍‌‌‌ ​‍​ ‍ ‌ ‌​‌ ‍‌‌ ​​‌‍‌‌​ ‌‌‍‌‍‌‍ ‌‍ ‌ ‌​‌‍‌‌‌ ​‍​ ‍ ‌ ​​‌‍​‌‌ ‌​‌‍‍​​ ‌‌‍ ‍‌‍‌‌‌ ‌ ‌ ​ ‌‍ ​‌‍‌‌‌ ‌​‌ ‌​‌‍‌‌‌ ​‍​‍ ‍‌‍‍​‌‍‌‌‌‍​‌‌‍‌​‌‍‍‌‌‍ ‍‌‍‌ ​ ‌‍​‍‌‍​‌‌ ​ ‌‍‌‌‌‌‌‌‌ ​‍‌‍ ​​ ‌‌‍‍​‌ ‌​‌ ‌​‌ ​​​‍‌‌​ ​ ‌​​‌​‍‌‌​ ​‍‌​‌‍​‍‌‌​ ​‍‌​‌‍‌‍ ​‌‍ ‌‍​ ‌‍​‌‌‍ ​‌‍‍​‌‍ ‌ ​ ‌ ‌​​‍‌‌​ ​ ‌​​‌​ ​ ​ ​ ​ ​ ​ ​ ​‍‌‍‌‍‍‌‌‍‌​​ ‌‌ ​ ‌‍‍‌‌ ‌​‌‍‌‌‌​‌‍‌‍ ‌‍ ‌ ‌​‌‍‌‌‌ ​‍​‍‌‍‌ ‌​‌ ‍‌‌ ​​‌‍‌‌​ ‌‌‍‌‍‌‍ ‌‍ ‌ ‌​‌‍‌‌‌ ​‍​‍‌‍‌ ​​‌‍​‌‌ ‌​‌‍‍​​ ‌‌‍ ‍‌‍‌‌‌ ‌ ‌ ​ ‌‍ ​‌‍‌‌‌ ‌​‌ ‌​‌‍‌‌‌ ​‍​‍ ‍‌‍‍​‌‍‌‌‌‍​‌‌‍‌​‌‍‍‌‌‍ ‍‌‍‌ ​‍‌‍‌ ​​‌‍‌‌‌ ​‍‌ ​ ‌ ​​‌‍‌‌‌‍​ ‌ ‌​‌‍‍‌‌ ‌‍‌‍‌‌​ ‌‌ ​​‌ ‌‌‌‍​‍‌‍ ​‌‍‍‌‌ ​ ‌‍‍​‌‍‌‌‌‍‌​​‍​‍‌ ‌
Receive the latest news about New Jersey's Clean Energy Program​​​​‌ ‍ ​‍​‍‌‍ ‌ ​‍‌‍‍‌‌‍‌ ‌‍‍‌‌‍ ‍​‍​‍​ ‍‍​‍​‍‌ ​ ‌‍​‌‌‍ ‍‌‍‍‌‌ ‌​‌ ‍‌​‍ ‍‌‍‍‌‌‍ ​‍​‍​‍ ​​‍​‍‌‍‍​‌ ​‍‌‍‌‌‌‍‌‍​‍​‍​ ‍‍​‍​‍‌‍‍​‌ ‌​‌ ‌​‌ ​​​ ‍‍​‍ ​‍ ‌‍ ​‌‍ ‌‍​ ‌‍​‌‌‍ ​‌‍‍​‌‍ ‌ ​ ‌ ‌​​ ‍‍​ ​ ​ ​ ​ ​ ​ ​ ​‍ ‌‍‍‌‌‍ ‍‌ ‌​‌‍‌‌‌‍ ‍‌ ‌​​‍ ‌‍‌‌‌‍‌​‌‍‍‌‌ ‌​​‍ ‌‍ ‌‌‍ ‌‍‌​‌‍‌‌​ ‌‌ ​​‌ ​‍‌‍‌‌‌ ​ ‌‍‌‌‌‍ ‍‌ ‌​‌‍​‌‌ ‌​‌‍‍‌‌‍ ‌‍ ‍​ ‍ ‌‍‍‌‌‍‌​​ ‌‌ ​ ‌‍‍‌‌ ‌​‌‍‌‌‌​‌‍‌‍ ‌‍ ‌ ‌​‌‍‌‌‌ ​‍​ ‍ ‌ ‌​‌ ‍‌‌ ​​‌‍‌‌​ ‌‌‍‌‍‌‍ ‌‍ ‌ ‌​‌‍‌‌‌ ​‍​ ‍ ‌ ​​‌‍​‌‌ ‌​‌‍‍​​ ‌‌‍ ‍‌‍‌‌‌ ‌ ‌ ​ ‌‍ ​‌‍‌‌‌ ‌​‌ ‌​‌‍‌‌‌ ​‍​‍ ‍‌ ‌​‌‍‌‌‌ ‍​‌ ‌​​ ‌‍​‍‌‍​‌‌ ​ ‌‍‌‌‌‌‌‌‌ ​‍‌‍ ​​ ‌‌‍‍​‌ ‌​‌ ‌​‌ ​​​‍‌‌​ ​ ‌​​‌​‍‌‌​ ​‍‌​‌‍​‍‌‌​ ​‍‌​‌‍‌‍ ​‌‍ ‌‍​ ‌‍​‌‌‍ ​‌‍‍​‌‍ ‌ ​ ‌ ‌​​‍‌‌​ ​ ‌​​‌​ ​ ​ ​ ​ ​ ​ ​ ​‍‌‍‌‍‍‌‌‍‌​​ ‌‌ ​ ‌‍‍‌‌ ‌​‌‍‌‌‌​‌‍‌‍ ‌‍ ‌ ‌​‌‍‌‌‌ ​‍​‍‌‍‌ ‌​‌ ‍‌‌ ​​‌‍‌‌​ ‌‌‍‌‍‌‍ ‌‍ ‌ ‌​‌‍‌‌‌ ​‍​‍‌‍‌ ​​‌‍​‌‌ ‌​‌‍‍​​ ‌‌‍ ‍‌‍‌‌‌ ‌ ‌ ​ ‌‍ ​‌‍‌‌‌ ‌​‌ ‌​‌‍‌‌‌ ​‍​‍ ‍‌ ‌​‌‍‌‌‌ ‍​‌ ‌​​‍‌‍‌ ​​‌‍‌‌‌ ​‍‌ ​ ‌ ​​‌‍‌‌‌‍​ ‌ ‌​‌‍‍‌‌ ‌‍‌‍‌‌​ ‌‌ ​​‌ ‌‌‌‍​‍‌‍ ​‌‍‍‌‌ ​ ‌‍‍​‌‍‌‌‌‍‌​​‍​‍‌ ‌